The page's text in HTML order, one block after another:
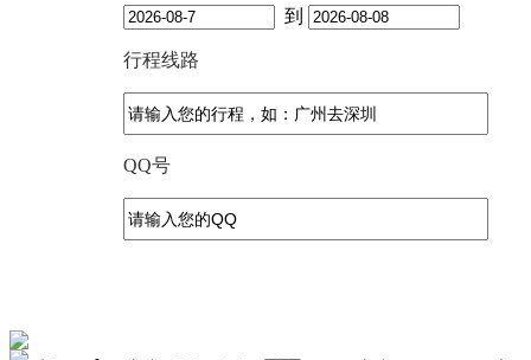
到
行程线路
QQ号